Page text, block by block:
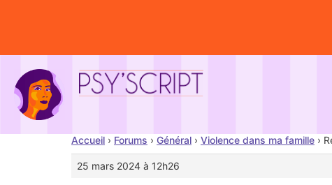
Accueil › Forums › Général › Violence dans ma famille ›
25 mars 2024 à 12h26